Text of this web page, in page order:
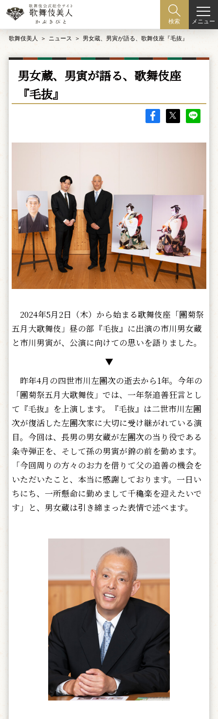
検索 メニュー
歌舞伎美人 ニュース 男女蔵、男寅が語る、歌舞伎座『毛抜』
男女蔵、男寅が語る、歌舞伎座
『毛抜』
2024年5月2日（木）から始まる歌舞伎座「團菊祭
五月大歌舞伎」昼の部『毛抜』に出演の市川男女蔵
と市川男寅が、公演に向けての思いを語りました。
▼
昨年4月の四世市川左團次の逝去から1年。今年の
「團菊祭五月大歌舞伎」では、一年祭追善狂言とし
て『毛抜』を上演します。『毛抜』は二世市川左團
次が復活した左團次家に大切に受け継がれている演
目。今回は、長男の男女蔵が左團次の当り役である
粂寺弾正を、そして孫の男寅が錦の前を勤めます。
「今回周りの方々のお力を借りて父の追善の機会を
いただいたこと、本当に感謝しております。一日い
ちにち、一所懸命に勤めまして千穐楽を迎えたいで
す」と、男女蔵は引き締まった表情で述べます。